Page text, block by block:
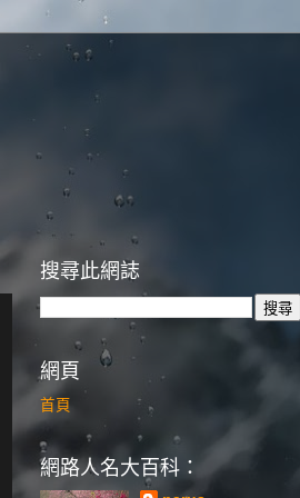
搜尋此網誌
網頁
首頁
網路人名大百科：